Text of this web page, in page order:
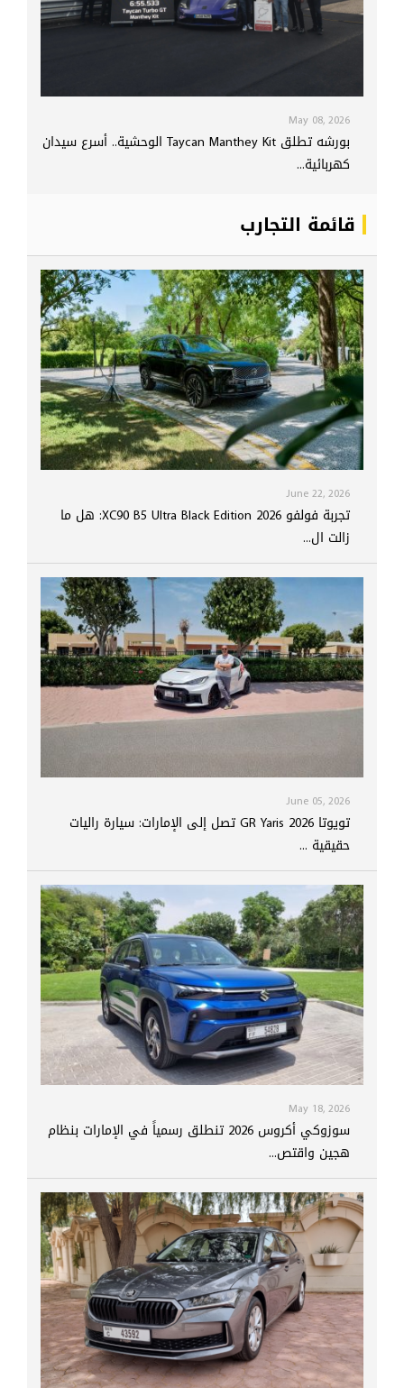
May 08, 2026
بورشه تطلق Taycan Manthey Kit الوحشية.. أسرع سيدان
كهربائية...
قائمة التجارب
June 22, 2026
تجربة فولفو XC90 B5 Ultra Black Edition 2026: هل ما
زالت ال...
June 05, 2026
تويوتا GR Yaris 2026 تصل إلى الإمارات: سيارة راليات
حقيقية ...
May 18, 2026
سوزوكي أكروس 2026 تنطلق رسمياً في الإمارات بنظام
هجين واقتص...